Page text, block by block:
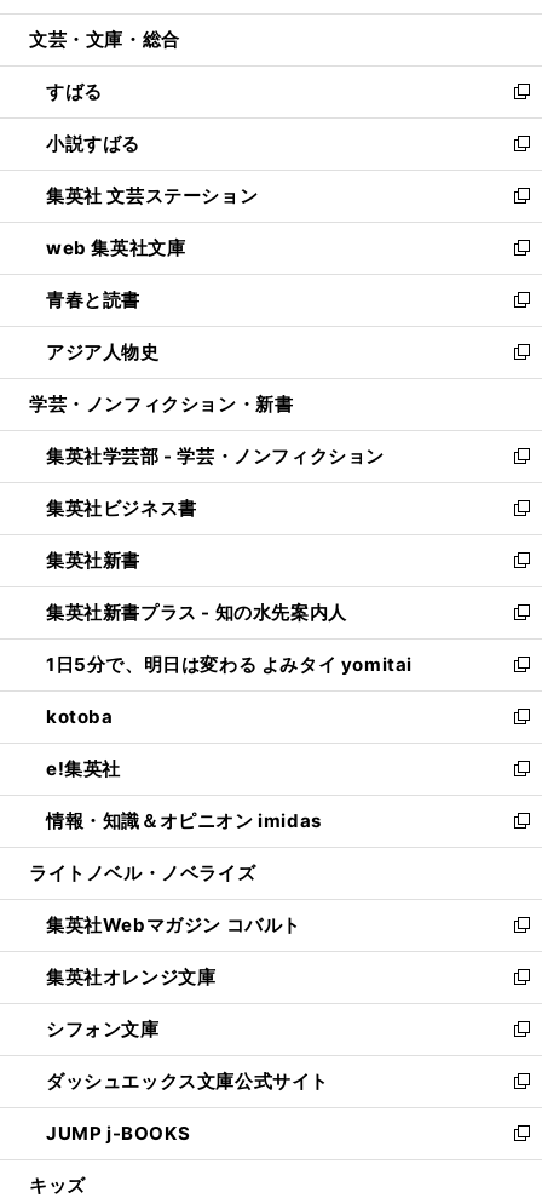
開
ウ
開
く
ン
ウ
で
開
く
ウ
ン
ド
ウ
で
開
く
文芸・文庫・総合
すばる
新
し
い
ウ
ィ
ン
ド
ウ
で
開
く
小説すばる
新
し
い
ウ
ィ
ン
ド
ウ
で
開
集英社 文芸ステーション
新
し
い
ウ
ィ
ン
ド
ウ
開
く
web 集英社文庫
新
し
い
ウ
ィ
ン
ウ
で
開
く
青春と読書
新
し
い
ウ
ン
ド
ウ
で
開
く
アジア人物史
新
し
ウ
ィ
ン
ド
ウ
で
開
く
学芸・ノンフィクション・新書
集英社学芸部 - 学芸・ノンフィクション
新
し
い
ウ
ィ
ン
ド
ウ
で
開
く
集英社ビジネス書
新
し
い
ウ
ィ
ン
ド
ウ
で
開
く
集英社新書
新
し
い
ウ
ィ
ン
ド
ウ
で
開
く
集英社新書プラス - 知の水先案内人
新
し
い
ウ
ィ
ン
ド
ウ
で
開
1日5分で、明日は変わる よみタイ yomitai
新
し
い
ウ
ィ
ン
ド
ウ
開
く
kotoba
新
し
い
ウ
ィ
ン
ウ
で
開
く
e!集英社
新
し
い
ウ
ン
ド
ウ
で
開
く
情報・知識＆オピニオン imidas
新
し
ウ
ィ
ン
ド
ウ
で
開
く
ライトノベル・ノベライズ
集英社Webマガジン コバルト
新
し
い
ウ
ィ
ン
ド
ウ
で
開
集英社オレンジ文庫
新
し
い
ウ
ィ
ン
ド
ウ
シフォン文庫
新
し
い
ウ
ィ
ン
ダッシュエックス文庫公式サイト
新
し
い
ウ
JUMP j-BOOKS
新
し
キッズ